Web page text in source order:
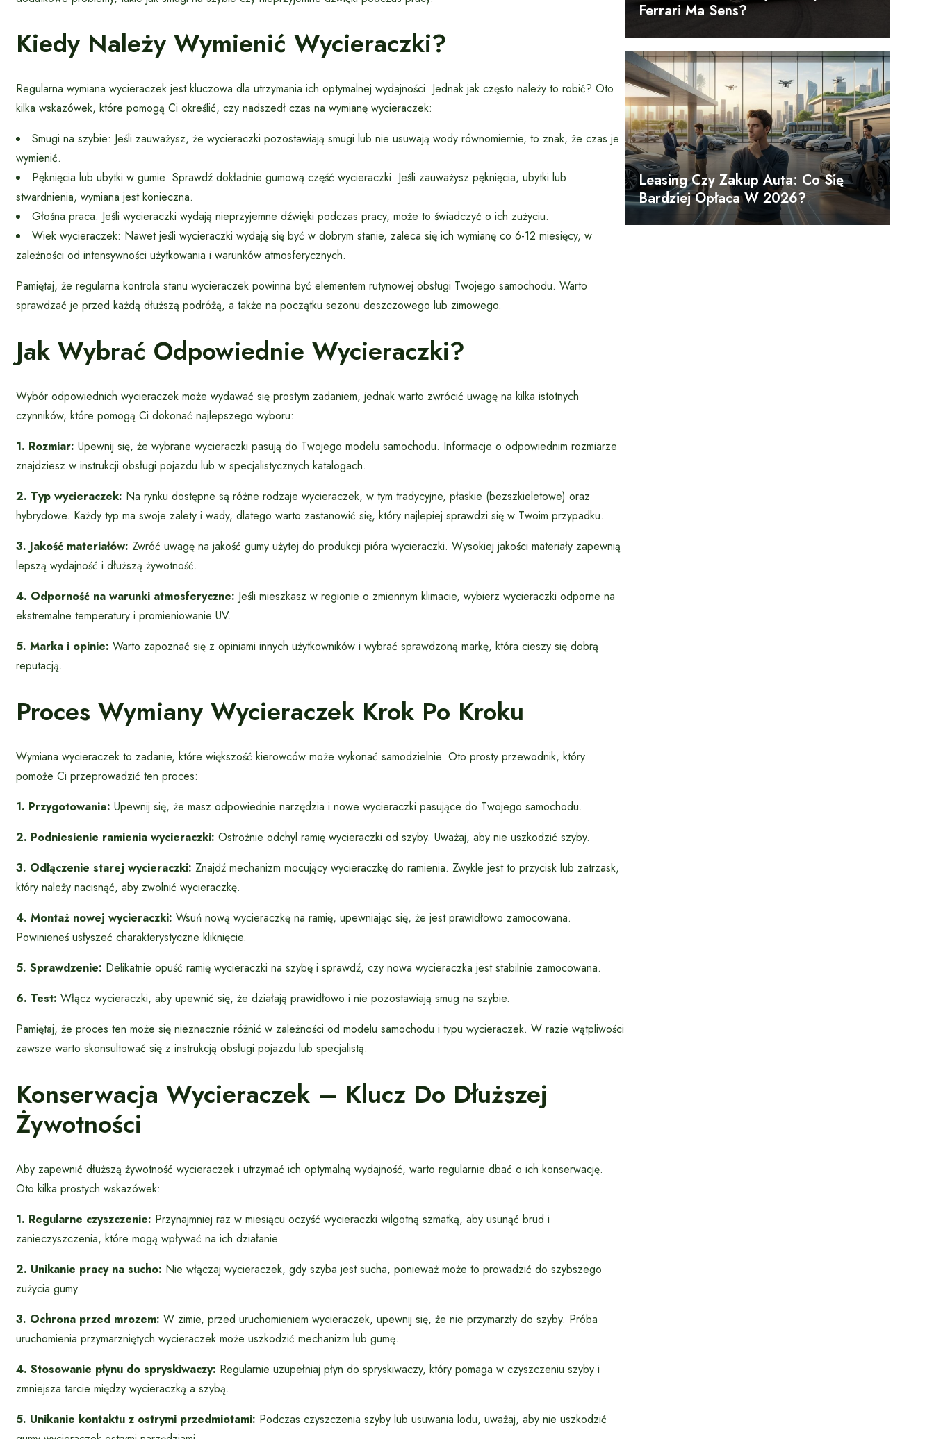
Kiedy Należy Wymienić Wycieraczki?
Regularna wymiana wycieraczek jest kluczowa dla utrzymania ich optymalnej wydajności. Jednak jak często należy to robić? Oto
kilka wskazówek, które pomogą Ci określić, czy nadszedł czas na wymianę wycieraczek:
Smugi na szybie: Jeśli zauważysz, że wycieraczki pozostawiają smugi lub nie usuwają wody równomiernie, to znak, że czas je
wymienić.
Pęknięcia lub ubytki w gumie: Sprawdź dokładnie gumową część wycieraczki. Jeśli zauważysz pęknięcia, ubytki lub
stwardnienia, wymiana jest konieczna.
Głośna praca: Jeśli wycieraczki wydają nieprzyjemne dźwięki podczas pracy, może to świadczyć o ich zużyciu.
Wiek wycieraczek: Nawet jeśli wycieraczki wydają się być w dobrym stanie, zaleca się ich wymianę co 6-12 miesięcy, w
zależności od intensywności użytkowania i warunków atmosferycznych.
Pamiętaj, że regularna kontrola stanu wycieraczek powinna być elementem rutynowej obsługi Twojego samochodu. Warto
sprawdzać je przed każdą dłuższą podróżą, a także na początku sezonu deszczowego lub zimowego.
Jak Wybrać Odpowiednie Wycieraczki?
Wybór odpowiednich wycieraczek może wydawać się prostym zadaniem, jednak warto zwrócić uwagę na kilka istotnych
czynników, które pomogą Ci dokonać najlepszego wyboru:
1. Rozmiar: Upewnij się, że wybrane wycieraczki pasują do Twojego modelu samochodu. Informacje o odpowiednim rozmiarze
znajdziesz w instrukcji obsługi pojazdu lub w specjalistycznych katalogach.
2. Typ wycieraczek: Na rynku dostępne są różne rodzaje wycieraczek, w tym tradycyjne, płaskie (bezszkieletowe) oraz
hybrydowe. Każdy typ ma swoje zalety i wady, dlatego warto zastanowić się, który najlepiej sprawdzi się w Twoim przypadku.
3. Jakość materiałów: Zwróć uwagę na jakość gumy użytej do produkcji pióra wycieraczki. Wysokiej jakości materiały zapewnią
lepszą wydajność i dłuższą żywotność.
4. Odporność na warunki atmosferyczne: Jeśli mieszkasz w regionie o zmiennym klimacie, wybierz wycieraczki odporne na
ekstremalne temperatury i promieniowanie UV.
5. Marka i opinie: Warto zapoznać się z opiniami innych użytkowników i wybrać sprawdzoną markę, która cieszy się dobrą
reputacją.
Proces Wymiany Wycieraczek Krok Po Kroku
Wymiana wycieraczek to zadanie, które większość kierowców może wykonać samodzielnie. Oto prosty przewodnik, który
pomoże Ci przeprowadzić ten proces:
1. Przygotowanie: Upewnij się, że masz odpowiednie narzędzia i nowe wycieraczki pasujące do Twojego samochodu.
2. Podniesienie ramienia wycieraczki: Ostrożnie odchyl ramię wycieraczki od szyby. Uważaj, aby nie uszkodzić szyby.
3. Odłączenie starej wycieraczki: Znajdź mechanizm mocujący wycieraczkę do ramienia. Zwykle jest to przycisk lub zatrzask,
który należy nacisnąć, aby zwolnić wycieraczkę.
4. Montaż nowej wycieraczki: Wsuń nową wycieraczkę na ramię, upewniając się, że jest prawidłowo zamocowana.
Powinieneś usłyszeć charakterystyczne kliknięcie.
5. Sprawdzenie: Delikatnie opuść ramię wycieraczki na szybę i sprawdź, czy nowa wycieraczka jest stabilnie zamocowana.
6. Test: Włącz wycieraczki, aby upewnić się, że działają prawidłowo i nie pozostawiają smug na szybie.
Pamiętaj, że proces ten może się nieznacznie różnić w zależności od modelu samochodu i typu wycieraczek. W razie wątpliwości
zawsze warto skonsultować się z instrukcją obsługi pojazdu lub specjalistą.
Konserwacja Wycieraczek – Klucz Do Dłuższej
Żywotności
Aby zapewnić dłuższą żywotność wycieraczek i utrzymać ich optymalną wydajność, warto regularnie dbać o ich konserwację.
Oto kilka prostych wskazówek:
1. Regularne czyszczenie: Przynajmniej raz w miesiącu oczyść wycieraczki wilgotną szmatką, aby usunąć brud i
zanieczyszczenia, które mogą wpływać na ich działanie.
2. Unikanie pracy na sucho: Nie włączaj wycieraczek, gdy szyba jest sucha, ponieważ może to prowadzić do szybszego
zużycia gumy.
3. Ochrona przed mrozem: W zimie, przed uruchomieniem wycieraczek, upewnij się, że nie przymarzły do szyby. Próba
uruchomienia przymarzniętych wycieraczek może uszkodzić mechanizm lub gumę.
4. Stosowanie płynu do spryskiwaczy: Regularnie uzupełniaj płyn do spryskiwaczy, który pomaga w czyszczeniu szyby i
zmniejsza tarcie między wycieraczką a szybą.
5. Unikanie kontaktu z ostrymi przedmiotami: Podczas czyszczenia szyby lub usuwania lodu, uważaj, aby nie uszkodzić
Ferrari Ma Sens?
Leasing Czy Zakup Auta: Co Się
Bardziej Opłaca W 2026?